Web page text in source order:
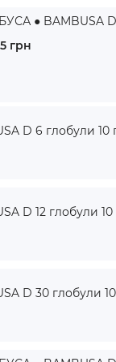
● BAMBUSA D
грн
D 6 глобули 10
D 12 глобули
D 30 глобули